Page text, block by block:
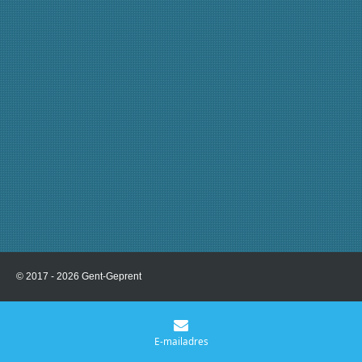
© 2017 - 2026 Gent-Geprent
E-mailadres